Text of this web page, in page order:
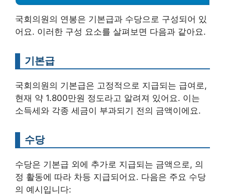
국회의원의 연봉은 기본급과 수당으로 구성되어 있
어요. 이러한 구성 요소를 살펴보면 다음과 같아요.
기본급
국회의원의 기본급은 고정적으로 지급되는 급여로,
현재 약 1.800만원 정도라고 알려져 있어요. 이는
소득세와 각종 세금이 부과되기 전의 금액이에요.
수당
수당은 기본급 외에 추가로 지급되는 금액으로, 의
정 활동에 따라 차등 지급되어요. 다음은 주요 수당
의 예시입니다: